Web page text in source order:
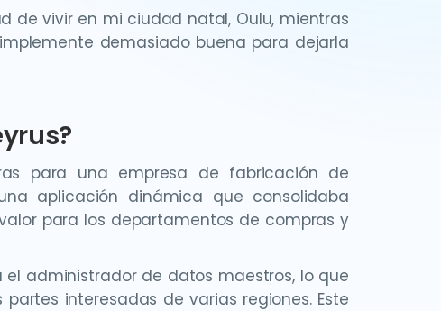
de vivir en mi ciudad natal, Oulu, mientras
demasiado buena para dejarla
para una empresa de fabricación de
aplicación dinámica que consolidaba
para los departamentos de compras y
administrador de datos maestros, lo que
interesadas de varias regiones. Este